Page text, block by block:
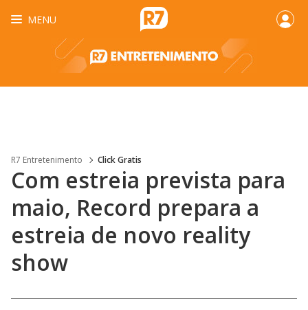
MENU
R7 Entretenimento Click Gratis
Com estreia prevista para
maio, Record prepara a
estreia de novo reality
show